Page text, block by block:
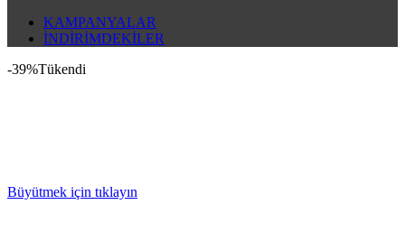
KAMPANYALAR
İNDİRİMDEKİLER
-39%Tükendi
Büyütmek için tıklayın